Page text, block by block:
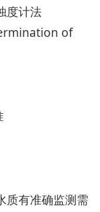
度计法
of
质有准确监测需